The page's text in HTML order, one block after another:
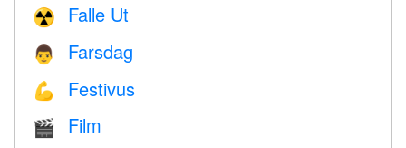
☢️ Falle Ut
👨 Farsdag
💪 Festivus
🎬 Film